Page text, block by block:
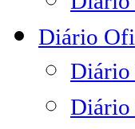
Diário
Diário
Diário